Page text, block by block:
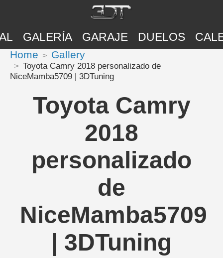
GALERÍA GARAJE DUELOS
Home Gallery
Toyota Camry 2018 personalizado de
NiceMamba5709 | 3DTuning
Toyota Camry
2018
personalizado
de
NiceMamba5709
| 3DTuning